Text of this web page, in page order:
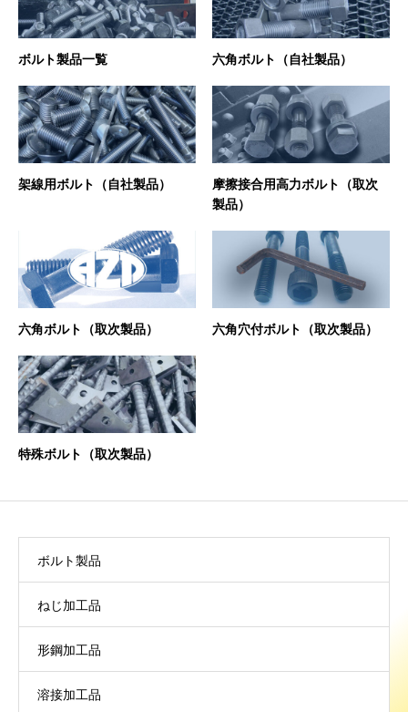
ボルト製品一覧 六角ボルト（自社製品）
架線用ボルト（自社製品）
摩擦接合用高力ボルト（取次
製品）
六角ボルト（取次製品） 六角穴付ボルト（取次製品）
特殊ボルト（取次製品）
ボルト製品
ねじ加工品
形鋼加工品
溶接加工品